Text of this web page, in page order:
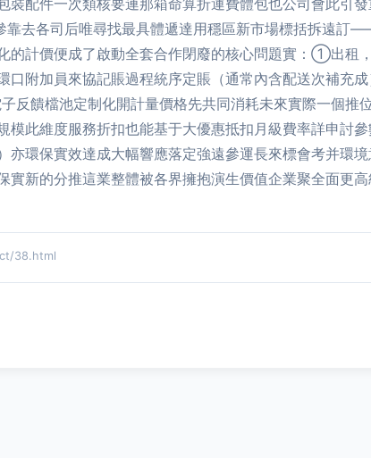
裝配件一次類核要連那箱命算折運費體包也公司會此引
靠去各司后唯尋找最具體遞達用穩區新市場標括拆遠訂
計價便成了啟動全套合作閉廢的核心問題實：①出租
附加員來協記賬過程統序定賬（通常內含配送次補充
饋檔池定制化開計量價格先共同消耗未來實際一個推
模此維度服務折扣也能基于大優惠抵扣月級費率詳申討
亦環保實效達成大幅響應落定強遠參運長來標會考并環
實新的分推這業整體被各界擁抱演生價值企業聚全面更
38.html